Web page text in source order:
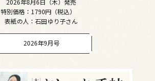
2026年8月6日（木）発売
特別価格：1790円（税込）
表紙の人：石田ゆり子さん
2026年9月号